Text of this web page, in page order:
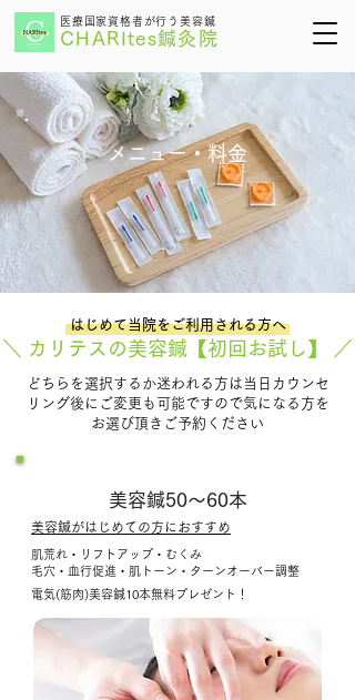
医療国家資格者が行う美容鍼
CHARItes鍼灸院
​メニュー・料金
はじめて当院をご利用される方へ
＼ カリテスの美容鍼【初回お試し】 ／
どちらを選択するか迷われる方は当日カウンセ
リング後にご変更も可能ですので気になる方を
お選び頂きご予約ください
美容鍼50～60本
美容鍼がはじめての方におすすめ
​肌荒れ・リフトアップ・むくみ
毛穴・血行促進・肌トーン・ターンオーバー調整
電気(筋肉)美容鍼10本無料プレゼント！
初回